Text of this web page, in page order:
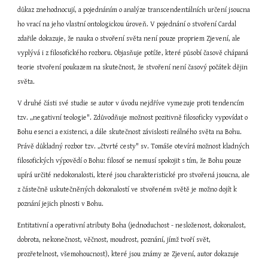
důkaz znehodnocují, a pojednáním o analýze transcendentálních určení jsoucna
ho vrací na jeho vlastní ontologickou úroveň. V pojednání o stvoření Cardal
zdařile dokazuje, že nauka o stvoření světa není pouze propriem Zjevení, ale
vyplývá i z filosofického rozboru. Objasňuje potíže, které působí časově chápaná
teorie stvoření poukazem na skutečnost, že stvoření není časový počátek dějin
světa.
V druhé části své studie se autor v úvodu nejdříve vymezuje proti tendencím
tzv. „negativní teologie". Zdůvodňuje možnost pozitivně filosoficky vypovídat o
Bohu esenci a existenci, a dále skutečnost závislosti reálného světa na Bohu.
Právě důkladný rozbor tzv. „čtvrté cesty" sv. Tomáše otevírá možnost kladných
filosofických výpovědí o Bohu: filosof se nemusí spokojit s tím, že Bohu pouze
upírá určité nedokonalosti, které jsou charakteristické pro stvořená jsoucna, ale
z částečně uskutečněných dokonalostí ve stvořeném světě je možno dojít k
poznání jejich plnosti v Bohu.
Entitativní a operativní atributy Boha (jednoduchost - nesloženost, dokonalost,
dobrota, nekonečnost, věčnost, moudrost, poznání, jímž tvoří svět,
prozřetelnost, všemohoucnost), které jsou známy ze Zjevení, autor dokazuje